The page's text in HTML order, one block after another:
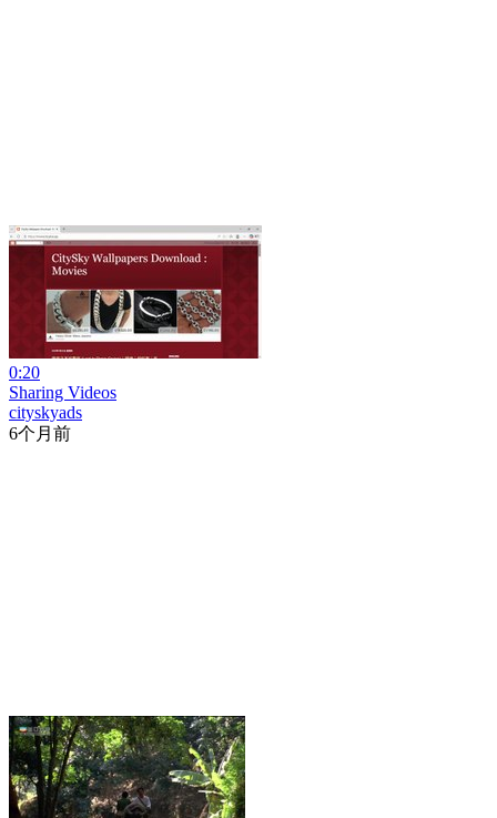
0:20
Sharing Videos
cityskyads
6个月前